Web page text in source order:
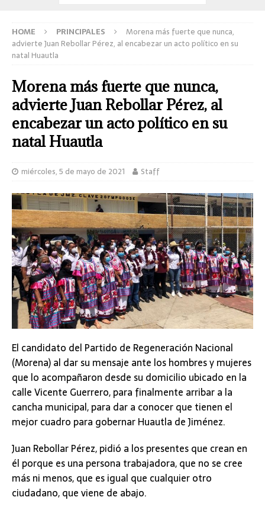
HOME PRINCIPALES
Morena más fuerte que nunca,
advierte Juan Rebollar Pérez, al encabezar un acto político en su
natal Huautla
Morena más fuerte que nunca,
advierte Juan Rebollar Pérez, al
encabezar un acto político en su
natal Huautla
miércoles, 5 de mayo de 2021 Staff
El candidato del Partido de Regeneración Nacional
(Morena) al dar su mensaje ante los hombres y mujeres
que lo acompañaron desde su domicilio ubicado en la
calle Vicente Guerrero, para finalmente arribar a la
cancha municipal, para dar a conocer que tienen el
mejor cuadro para gobernar Huautla de Jiménez.
Juan Rebollar Pérez, pidió a los presentes que crean en
él porque es una persona trabajadora, que no se cree
más ni menos, que es igual que cualquier otro
ciudadano, que viene de abajo.